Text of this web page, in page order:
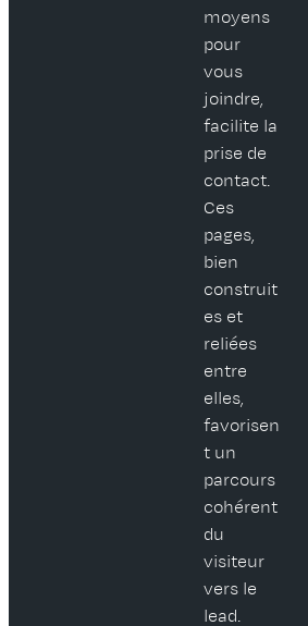
moyens
pour
vous
joindre,
facilite la
prise de
contact.
Ces
pages,
bien
construit
es et
reliées
entre
elles,
favorisen
t un
parcours
cohérent
du
visiteur
vers le
lead.